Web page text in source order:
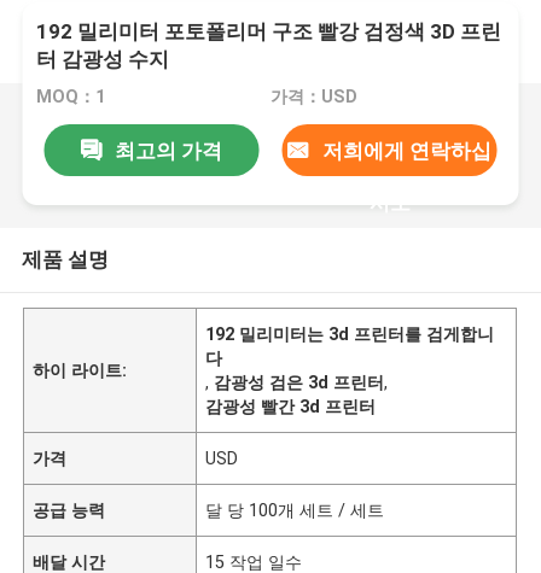
192 밀리미터 포토폴리머 구조 빨강 검정색 3D 프린
터 감광성 수지
MOQ：1 가격：USD
최고의 가격 저희에게 연락하십
시오
제품 설명
하이 라이트:
192 밀리미터는 3d 프린터를 검게합니
다
, 감광성 검은 3d 프린터,
감광성 빨간 3d 프린터
가격 USD
공급 능력 달 당 100개 세트 / 세트
배달 시간 15 작업 일수